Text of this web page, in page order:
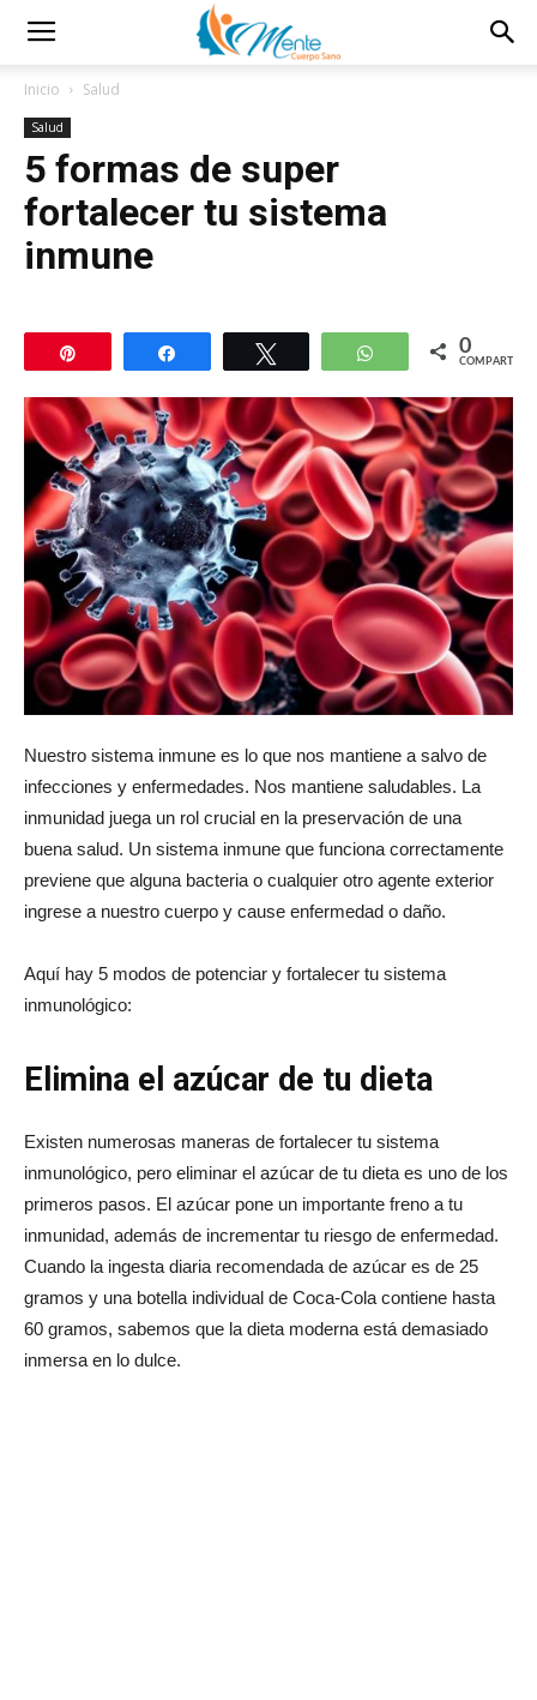
Inicio Salud
Salud
5 formas de super
fortalecer tu sistema
inmune
Compartir WhatsApp
0
COMPARTIR
Nuestro sistema inmune es lo que nos mantiene a salvo de
infecciones y enfermedades. Nos mantiene saludables. La
inmunidad juega un rol crucial en la preservación de una
buena salud. Un sistema inmune que funciona correctamente
previene que alguna bacteria o cualquier otro agente exterior
ingrese a nuestro cuerpo y cause enfermedad o daño.
Aquí hay 5 modos de potenciar y fortalecer tu sistema
inmunológico:
Elimina el azúcar de tu dieta
Existen numerosas maneras de fortalecer tu sistema
inmunológico, pero eliminar el azúcar de tu dieta es uno de los
primeros pasos. El azúcar pone un importante freno a tu
inmunidad, además de incrementar tu riesgo de enfermedad.
Cuando la ingesta diaria recomendada de azúcar es de 25
gramos y una botella individual de Coca-Cola contiene hasta
60 gramos, sabemos que la dieta moderna está demasiado
inmersa en lo dulce.